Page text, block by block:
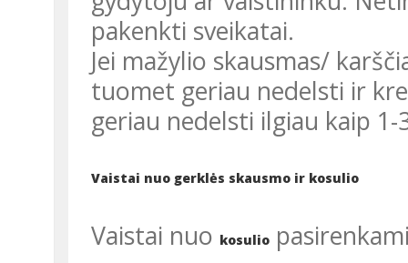
pakenkti sveikatai.
Jei mažylio skausmas/ karščiavimas nepraeina per 5-7 dienas,
tuomet geriau nedelsti ir
geriau nedelsti ilgiau kaip 1-
Vaistai nuo gerklės skausmo ir kosulio
Vaistai nuo kosulio